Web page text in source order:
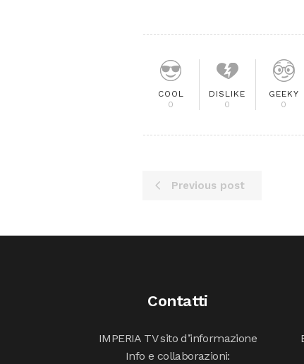
COOL
0
DISLIKE
0
GEEKY
0
Previous post
Contatti
IMPERIA TV sito d’informazione
Info e collaborazioni: